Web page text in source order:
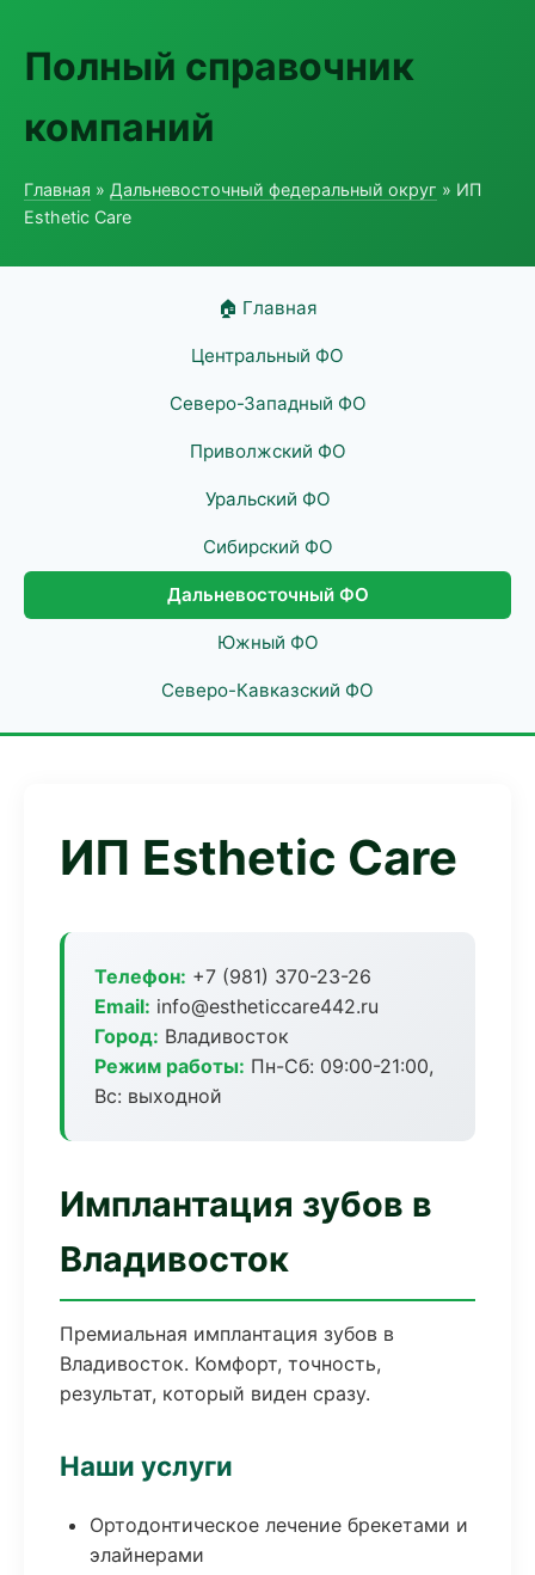
Полный справочник
компаний
Главная » Дальневосточный федеральный округ » ИП
Esthetic Care
🏠 Главная
Центральный ФО
Северо-Западный ФО
Приволжский ФО
Уральский ФО
Сибирский ФО
Дальневосточный ФО
Южный ФО
Северо-Кавказский ФО
ИП Esthetic Care
Телефон: +7 (981) 370-23-26
Email: info@estheticcare442.ru
Город: Владивосток
Режим работы: Пн-Сб: 09:00-21:00,
Вс: выходной
Имплантация зубов в
Владивосток
Премиальная имплантация зубов в
Владивосток. Комфорт, точность,
результат, который виден сразу.
Наши услуги
Ортодонтическое лечение брекетами и
элайнерами